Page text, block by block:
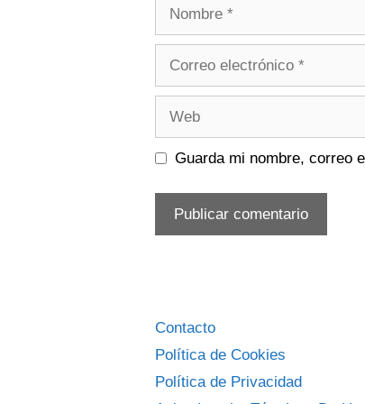
Guarda mi nombre, correo
Contacto
Política de Cookies
Política de Privacidad